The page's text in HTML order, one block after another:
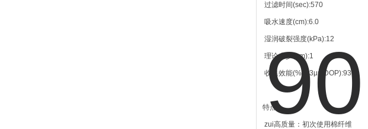
过滤时间(sec):570
吸水速度(cm):6.0
湿润破裂强度(kPa):12
理论大少(μm):1
收集效能(%,0.3μmDOP):93
特点：
zui高质量：初次使用棉纤维